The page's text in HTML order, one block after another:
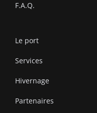
F.A.Q.
Le port
Services
Hivernage
Partenaires